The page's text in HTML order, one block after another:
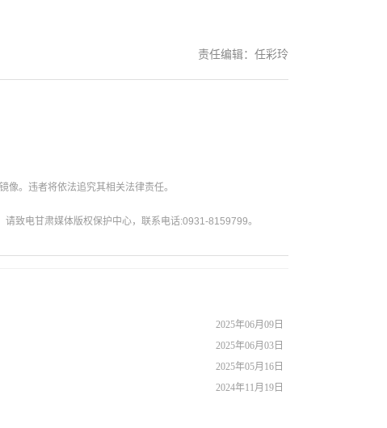
责任编辑：任彩玲
。违者将依法追究其相关法律责任。
致电甘肃媒体版权保护中心，联系电话:0931-8159799。
2025年06月09日
2025年06月03日
2025年05月16日
2024年11月19日